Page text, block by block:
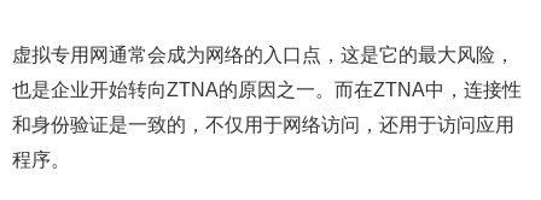
虚拟专用网通常会成为网络的入口点，这是它的最大风险，
也是企业开始转向ZTNA的原因之一。而在ZTNA中，连接性
和身份验证是一致的，不仅用于网络访问，还用于访问应用
程序。